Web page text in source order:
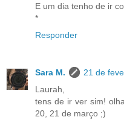
E um dia tenho de ir
*
Responder
Sara M.
21 de
Laurah,
tens de ir ver sim!
20, 21 de março ;)